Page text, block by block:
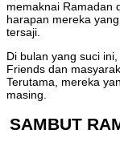
memaknai Ramadan
harapan mereka
tersaji.
Di bulan yang suci
Friends dan
Terutama, mereka
masing.
SAMBUT